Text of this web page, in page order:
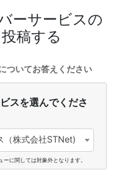
ーサービスの
稿する
ついてお答えください
スを選んでくださ
（株式会社STNet)
に関しては対象外となります。